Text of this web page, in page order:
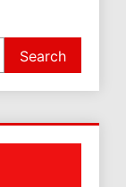
Search